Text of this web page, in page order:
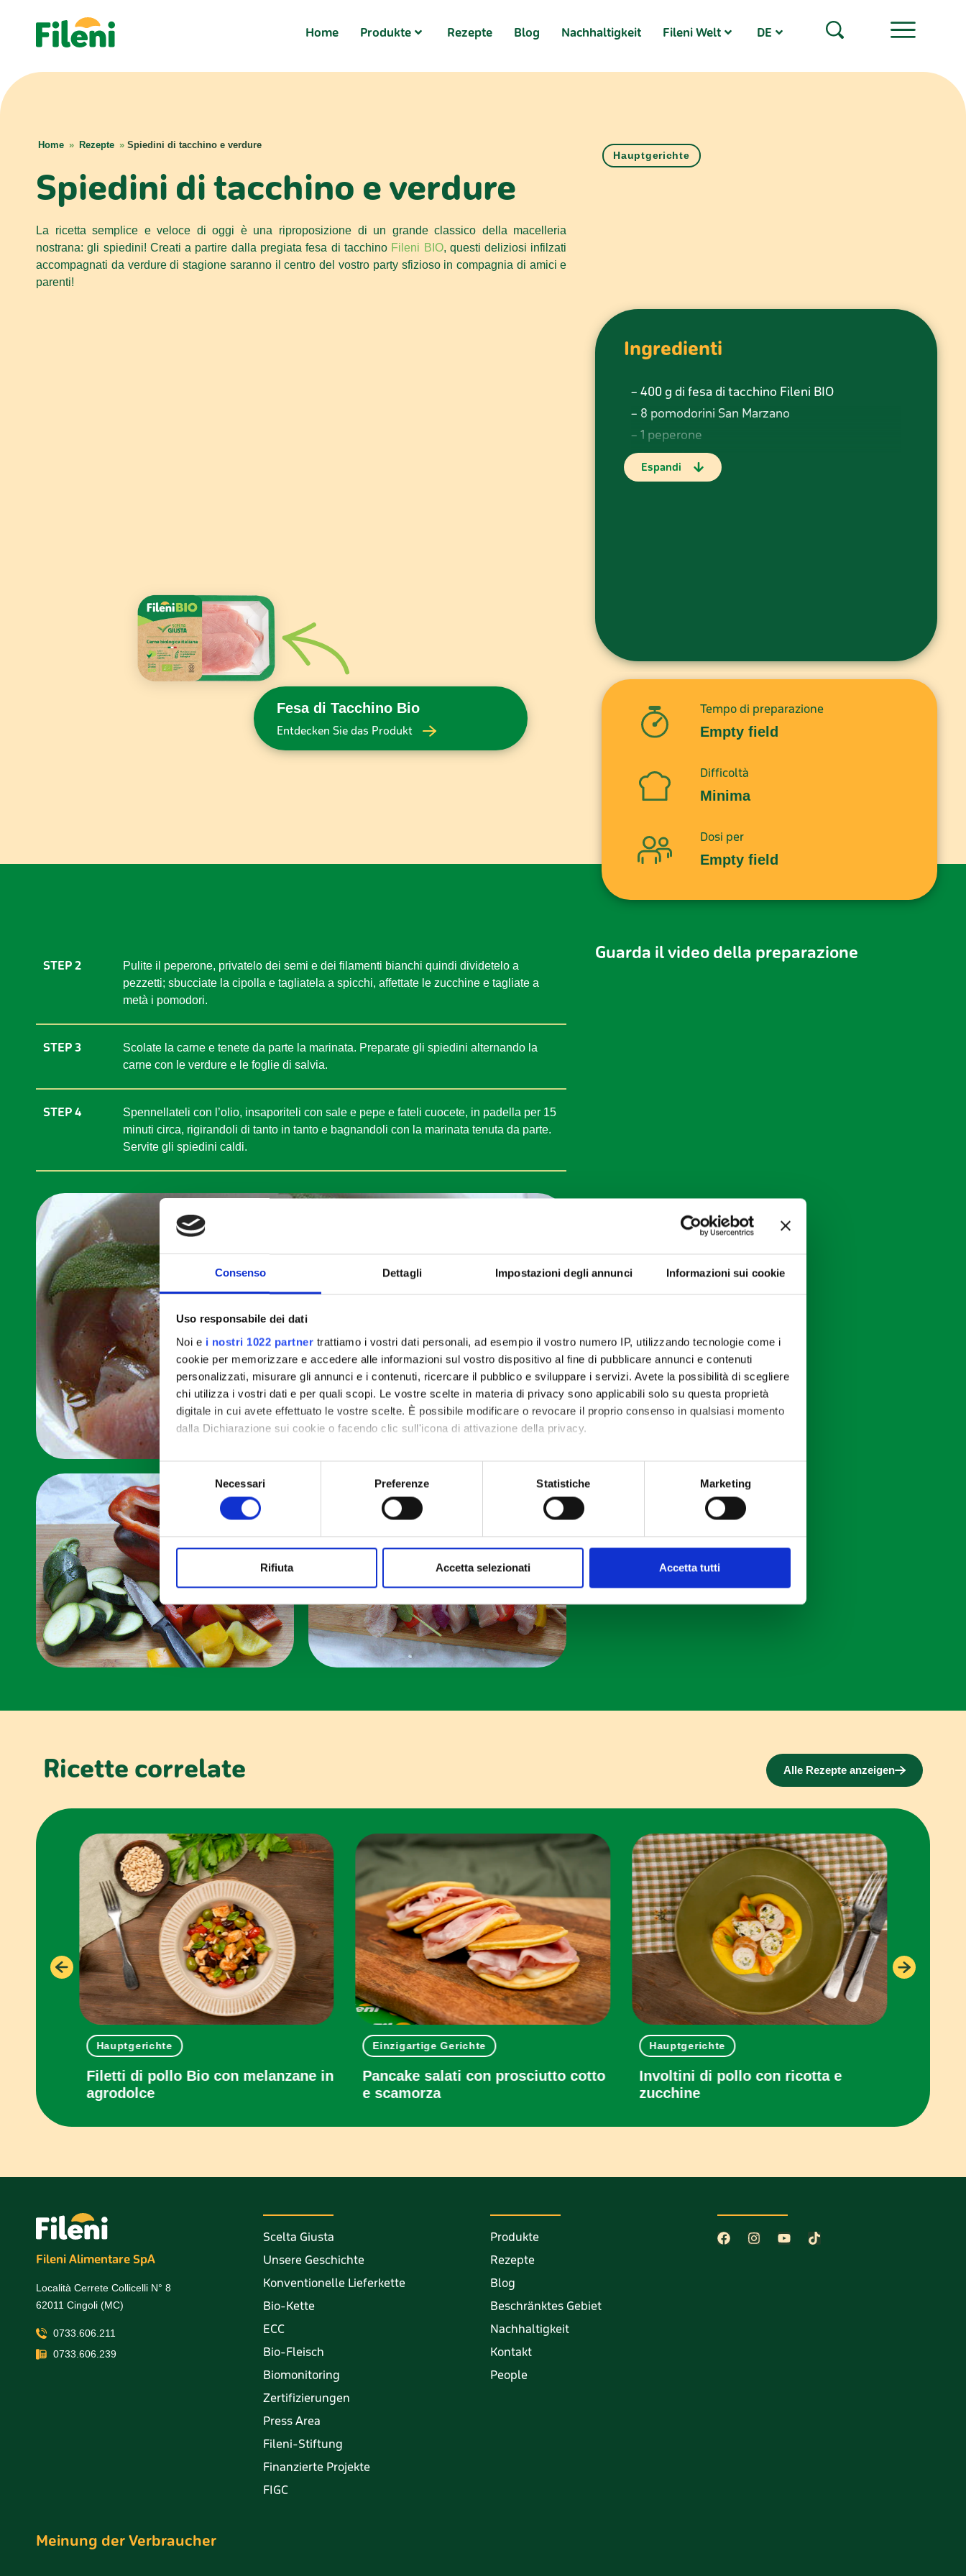
Consenso Dettagli Impostazioni degli annunci Informazioni sui cookie
Uso responsabile dei dati
Noi e i nostri 1022 partner trattiamo i vostri dati personali, ad esempio il vostro numero IP, utilizzando tecnologie come i
cookie per memorizzare e accedere alle informazioni sul vostro dispositivo al fine di pubblicare annunci e contenuti
personalizzati, misurare gli annunci e i contenuti, ricercare il pubblico e sviluppare i servizi. Avete la possibilità di scegliere
chi utilizza i vostri dati e per quali scopi. Le vostre scelte in materia di privacy sono applicabili solo su questa proprietà
digitale in cui avete effettuato le vostre scelte. È possibile modificare o revocare il proprio consenso in qualsiasi momento
dalla Dichiarazione sui cookie o facendo clic sull'icona di attivazione della privacy.
Con il tuo consenso, vorremmo anche:
raccogliere informazioni sulla tua posizione geografica, con un'approssimazione di qualche metro,
Identificare il tuo dispositivo, scansionandolo attivamente alla ricerca di caratteristiche specifiche (impronte
digitali).
Approfondisci come vengono elaborati i tuoi dati personali e imposta le tue preferenze nellasezione dettagli. Puoi
modificare o ritirare il tuo consenso in qualsiasi momento dalla Dichiarazione sui cookie.
Utilizziamo i cookie per personalizzare contenuti ed annunci, per fornire funzionalità dei social media e per analizzare il
nostro traffico. Condividiamo inoltre informazioni sul modo in cui utilizzi il nostro sito con i nostri partner che si occupano
di analisi dei dati web, pubblicità e social media, i quali potrebbero combinarle con altre informazioni che hai fornito loro o
che hanno raccolto dal tuo utilizzo dei loro servizi.
del
consenso
Necessari Preferenze Statistiche Marketing
Rifiuta Accetta selezionati Accetta tutti
Home Produkte Rezepte Blog Nachhaltigkeit Fileni Welt DE
Home » Rezepte » Spiedini di tacchino e verdure
Spiedini di tacchino e verdure
La ricetta semplice e veloce di oggi è una riproposizione di un grande classico della macelleria
nostrana: gli spiedini! Creati a partire dalla pregiata fesa di tacchino Fileni BIO, questi deliziosi infilzati
accompagnati da verdure di stagione saranno il centro del vostro party sfizioso in compagnia di amici e
parenti!
Hauptgerichte
Ingredienti
– 400 g di fesa di tacchino Fileni BIO
– 8 pomodorini San Marzano
– 1 peperone
– 1 zucchina
– 1 cipolla di Tropea I.G.P.
Espandi
Fesa di Tacchino Bio
Entdecken Sie das Produkt
Tempo di preparazione
Empty field
Difficoltà
Minima
Dosi per
Empty field
STEP 2
Pulite il peperone, privatelo dei semi e dei filamenti bianchi quindi dividetelo a
pezzetti; sbucciate la cipolla e tagliatela a spicchi, affettate le zucchine e tagliate a
metà i pomodori.
STEP 3
Scolate la carne e tenete da parte la marinata. Preparate gli spiedini alternando la
carne con le verdure e le foglie di salvia.
STEP 4
Spennellateli con l’olio, insaporiteli con sale e pepe e fateli cuocete, in padella per 15
minuti circa, rigirandoli di tanto in tanto e bagnandoli con la marinata tenuta da parte.
Servite gli spiedini caldi.
Guarda il video della preparazione
Ricette correlate Alle Rezepte anzeigen
Hauptgerichte
Filetti di pollo Bio con melanzane in
agrodolce
Einzigartige Gerichte
Pancake salati con prosciutto cotto
e scamorza
Hauptgerichte
Involtini di pollo con ricotta e
zucchine
Fileni Alimentare SpA
Località Cerrete Collicelli N° 8
62011 Cingoli (MC)
0733.606.211
0733.606.239
Scelta Giusta
Unsere Geschichte
Konventionelle Lieferkette
Bio-Kette
ECC
Bio-Fleisch
Biomonitoring
Zertifizierungen
Press Area
Fileni-Stiftung
Finanzierte Projekte
FIGC
Produkte
Rezepte
Blog
Beschränktes Gebiet
Nachhaltigkeit
Kontakt
People
Meinung der Verbraucher